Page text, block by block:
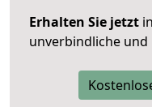
Erhalten Sie jetzt
unverbindliche